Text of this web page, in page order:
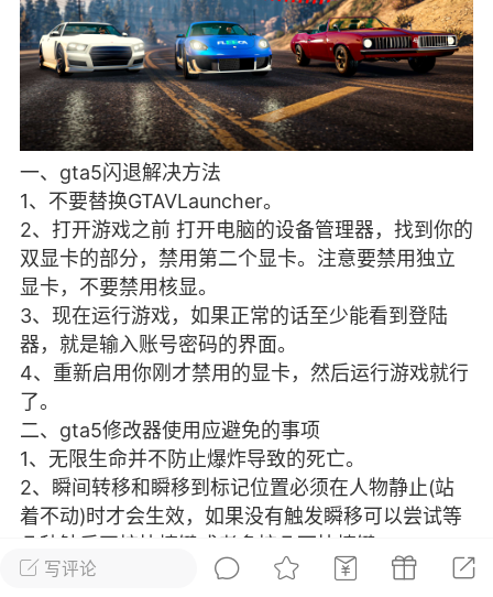
GTA6 RDR2 逃离塔科夫
彩虹六号 绝地求生 战地5
游戏商城 每日签到 每日排行
游民通 Lv.13
版主
19 23:03
电脑端 问题解决
我在商城购买的虚拟产品显示自动发
在那里查看卡密？
发货的商品在那里查看卡密？答：查看
：下单以后在右边消息栏查看卡密，或
像 — 我的订单 — 待评价 — 查看订单，
看卡密详情问：我...
写评论
一、gta5闪退解决方法
1、不要替换GTAVLauncher。
2、打开游戏之前 打开电脑的设备管理器，找到你的
双显卡的部分，禁用第二个显卡。注意要禁用独立
显卡，不要禁用核显。
3、现在运行游戏，如果正常的话至少能看到登陆
器，就是输入账号密码的界面。
4、重新启用你刚才禁用的显卡，然后运行游戏就行
了。
二、gta5修改器使用应避免的事项
1、无限生命并不防止爆炸导致的死亡。
2、瞬间转移和瞬移到标记位置必须在人物静止(站
着不动)时才会生效，如果没有触发瞬移可以尝试等
几秒钟后再按快捷键或者多按几下快捷键。
3、由于标记位置并没有记录高度，因此瞬移后可能